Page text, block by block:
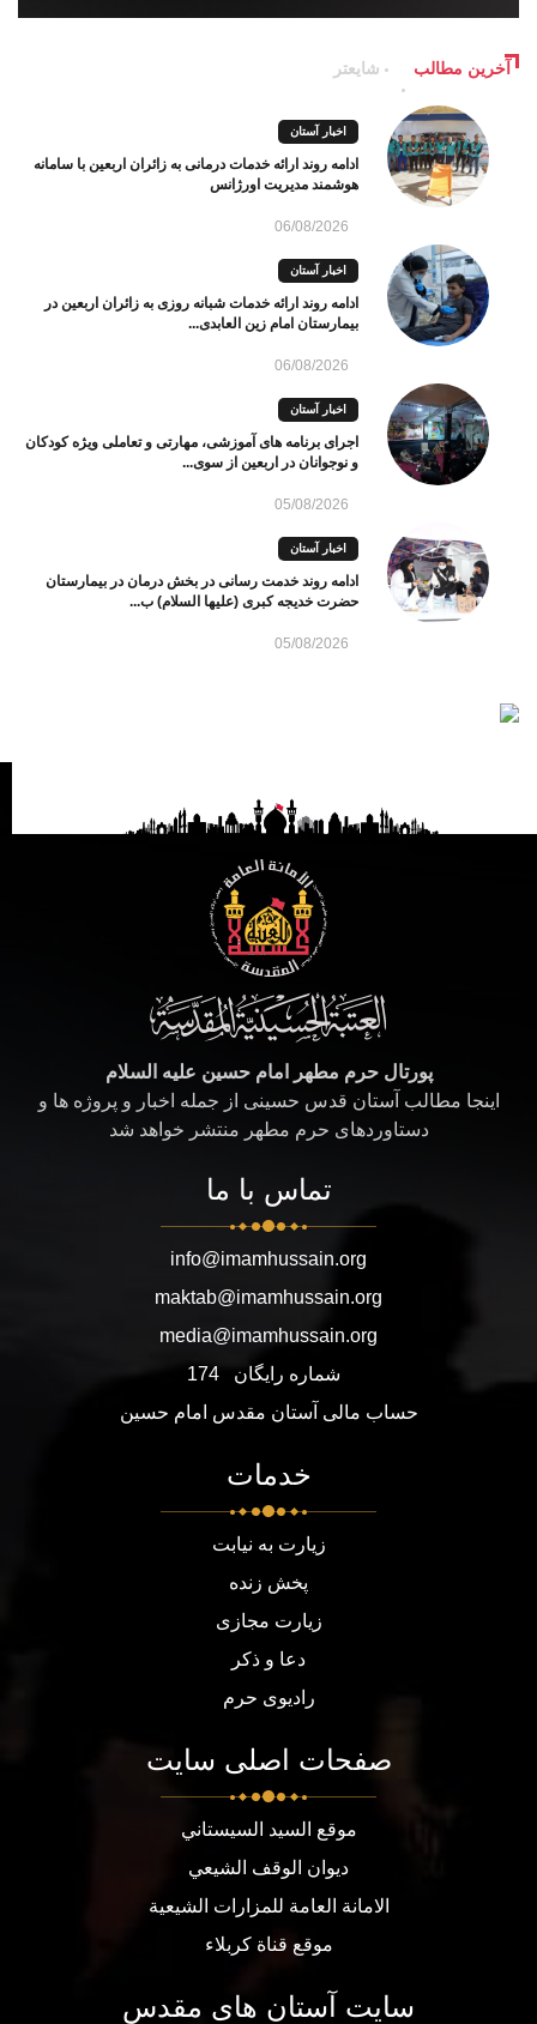
آخرین مطالب شایعتر
اخبار آستان
ادامه روند ارائه خدمات درمانی به زائران اربعین با سامانه
هوشمند مدیریت اورژانس
06/08/2026
اخبار آستان
ادامه روند ارائه خدمات شبانه روزی به زائران اربعین در
بیمارستان امام زین العابدی...
06/08/2026
اخبار آستان
اجرای برنامه های آموزشی، مهارتی و تعاملی ویژه کودکان
و نوجوانان در اربعین از سوی...
05/08/2026
اخبار آستان
ادامه روند خدمت رسانی در بخش درمان در بیمارستان
حضرت خدیجه کبری (علیها السلام) ب...
05/08/2026
پورتال حرم مطهر امام حسین علیه السلام
اینجا مطالب آستان قدس حسینی از جمله اخبار و پروژه ها و
دستاوردهای حرم مطهر منتشر خواهد شد
تماس با ما
info@imamhussain.org
maktab@imamhussain.org
media@imamhussain.org
شماره رایگان
174
حساب مالی آستان مقدس امام حسین
خدمات
زیارت به نیابت
پخش زنده
زیارت مجازی
دعا و ذکر
رادیوی حرم
صفحات اصلی سایت
موقع السيد السيستاني
ديوان الوقف الشيعي
الامانة العامة للمزارات الشيعية
موقع قناة كربلاء
سایت آستان های مقدس